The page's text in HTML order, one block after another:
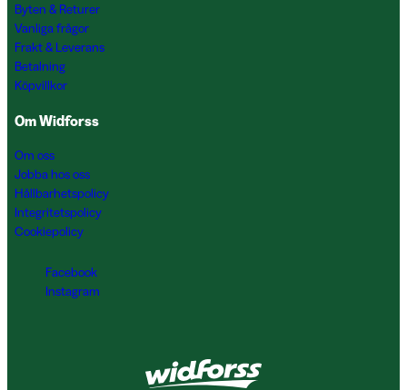
Byten & Returer
Vanliga frågor
Frakt & Leverans
Betalning
Köpvillkor
Om Widforss
Om oss
Jobba hos oss
Hållbarhetspolicy
Integritetspolicy
Cookiepolicy
Facebook
Instagram